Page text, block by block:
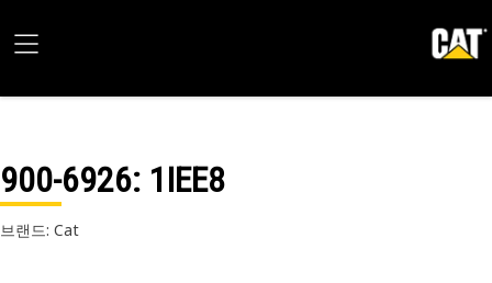
900-6926: 1IEE8
브랜드: Cat